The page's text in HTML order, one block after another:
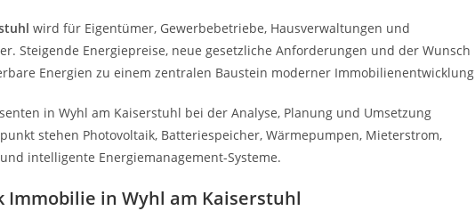
wird für Eigentümer, Gewerbebetriebe, Hausverwaltungen und
Steigende Energiepreise, neue gesetzliche Anforderungen und der Wunsch
Energien zu einem zentralen Baustein moderner
in Wyhl am Kaiserstuhl bei der Analyse, Planung und Umsetzung
stehen Photovoltaik, Batteriespeicher, Wärmepumpen, Mieterstrom,
intelligente Energiemanagement-Systeme.
Immobilie in Wyhl am Kaiserstuhl